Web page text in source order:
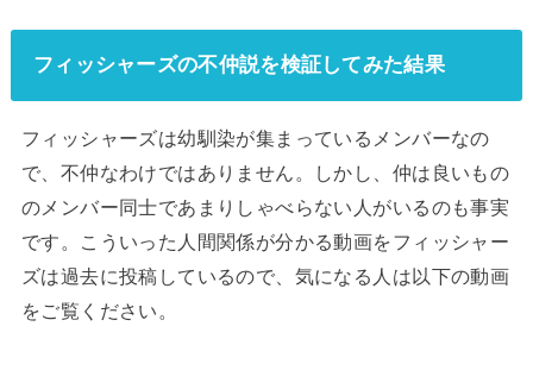
フィッシャーズの不仲説を検証してみた結果
フィッシャーズは幼馴染が集まっているメンバーなの
で、不仲なわけではありません。しかし、仲は良いもの
のメンバー同士であまりしゃべらない人がいるのも事実
です。こういった人間関係が分かる動画をフィッシャー
ズは過去に投稿しているので、気になる人は以下の動画
をご覧ください。